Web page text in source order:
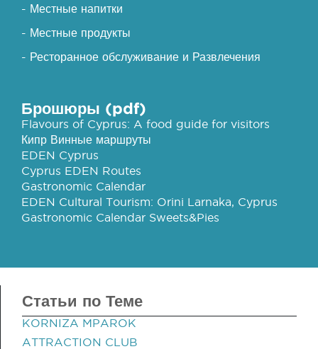
- Местные напитки
- Местные продукты
- Ресторанное обслуживание и Развлечения
Брошюры (pdf)
Flavours of Cyprus: A food guide for visitors
Кипр Винные маршруты
EDEN Cyprus
Cyprus EDEN Routes
Gastronomic Calendar
EDEN Cultural Tourism: Orini Larnaka, Cyprus
Gastronomic Calendar Sweets&Pies
Статьи по Теме
KORNIZA MPAROK
ATTRACTION CLUB